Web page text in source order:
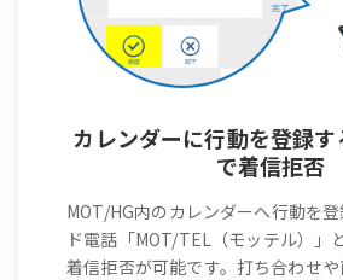
カレンダーに行動を登録
で着信拒否
MOT/HG内のカレンダーへ行動を
ド電話「MOT/TEL（モッテル）」
着信拒否が可能です。打ち合わせ